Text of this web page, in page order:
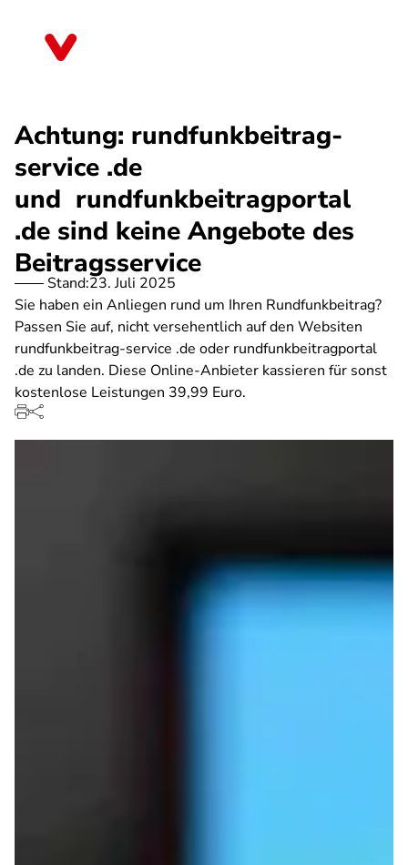
Achtung: rundfunkbeitrag-
service .de
und rundfunkbeitragportal
.de sind keine Angebote des
Beitragsservice
Stand:23. Juli 2025
Sie haben ein Anliegen rund um Ihren Rundfunkbeitrag?
Passen Sie auf, nicht versehentlich auf den Websiten
rundfunkbeitrag-service .de oder rundfunkbeitragportal
.de zu landen. Diese Online-Anbieter kassieren für sonst
kostenlose Leistungen 39,99 Euro.